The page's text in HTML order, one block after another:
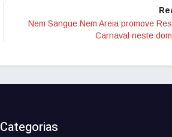
Nem Sangue Nem Areia promove
Carnaval neste
Categorias